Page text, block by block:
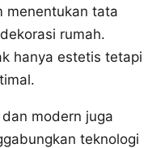
menentukan tata
rumah.
hanya estetis tetapi
dan modern juga
teknologi